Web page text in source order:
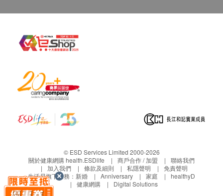
淋巴性白血球
血液紅血球
白血球
紅血球計數
血液白血球
小便顏色
小便清濁度
報告複印本 (體檢後3個月內)，將收取$150行政
d. 客人需自行承擔郵寄報告之風險。
e. 所有身體檢查並非作為醫務診斷或治療用
請向美邦查詢。
進行健康檢查後，一般情況下，需大概14個工作天
化驗項目所需時間或客人指明特定時段)而有所延
長。
如客人選擇收電子報告*，報告時間可加快至14個
© ESD Services Limited 2000-2026
關於健康網購 health.ESDlife
商戶合作 / 加盟
聯絡我們
加入我們
條款及細則 私隱聲明
免責聲明
生活易旗下業務： 新婚 Anniversary 家庭
healthyD
健康網購
Digital Solutions